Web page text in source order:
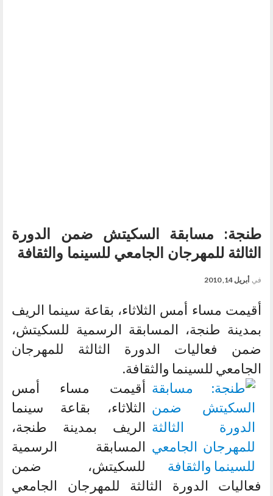
طنجة: مسابقة السكيتش ضمن الدورة
الثالثة للمهرجان الجامعي للسينما والثقافة
في أبريل 14, 2010
أقيمت مساء أمس الثلاثاء، بقاعة سينما الريف
بمدينة طنجة، المسابقة الرسمية للسكيتش،
ضمن فعاليات الدورة الثالثة للمهرجان
الجامعي للسينما والثقافة.
أقيمت مساء أمس
الثلاثاء، بقاعة سينما
الريف بمدينة طنجة،
المسابقة الرسمية
للسكيتش، ضمن
فعاليات الدورة الثالثة للمهرجان الجامعي